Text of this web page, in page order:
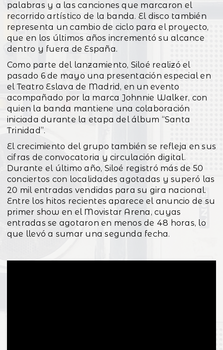
palabras y a las canciones que marcaron el
recorrido artístico de la banda. El disco también
representa un cambio de ciclo para el proyecto,
que en los últimos años incrementó su alcance
dentro y fuera de España.
Como parte del lanzamiento, Siloé realizó el
pasado 6 de mayo una presentación especial en
el Teatro Eslava de Madrid, en un evento
acompañado por la marca Johnnie Walker, con
quien la banda mantiene una colaboración
iniciada durante la etapa del álbum “Santa
Trinidad”.
El crecimiento del grupo también se refleja en sus
cifras de convocatoria y circulación digital.
Durante el último año, Siloé registró más de 50
conciertos con localidades agotadas y superó las
20 mil entradas vendidas para su gira nacional.
Entre los hitos recientes aparece el anuncio de su
primer show en el Movistar Arena, cuyas
entradas se agotaron en menos de 48 horas, lo
que llevó a sumar una segunda fecha.